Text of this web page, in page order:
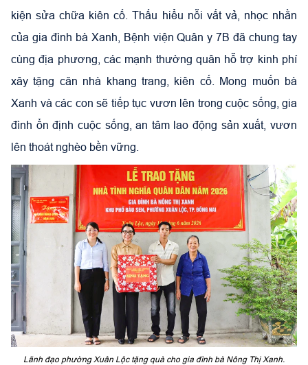
kiện sửa chữa kiên cố. Thấu hiểu nỗi vất vả, nhọc nhằn
của gia đình bà Xanh, Bệnh viện Quân y 7B đã chung tay
cùng địa phương, các mạnh thường quân hỗ trợ kinh phí
xây tặng căn nhà khang trang, kiên cố. Mong muốn bà
Xanh và các con sẽ tiếp tục vươn lên trong cuộc sống, gia
đình ổn định cuộc sống, an tâm lao động sản xuất, vươn
lên thoát nghèo bền vững.
Lãnh đạo phường Xuân Lộc tặng quà cho gia đình bà Nông Thị Xanh.